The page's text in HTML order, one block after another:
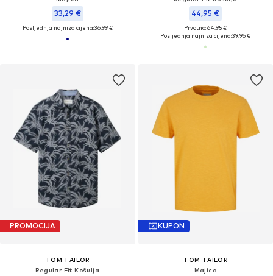
33,29 €
Posljednja najniža cijena:36,99 €
44,95 €
Prvotno: 64,95 €
Posljednja najniža cijena:39,96 €
PROMOCIJA
TOM TAILOR
Regular Fit Košulja
KUPON
TOM TAILOR
Majica